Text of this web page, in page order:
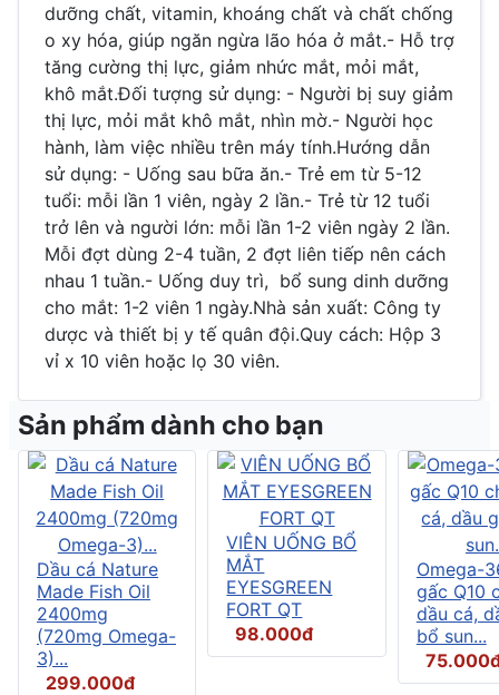
dưỡng chất, vitamin, khoáng chất và chất chống
o xy hóa, giúp ngăn ngừa lão hóa ở mắt.- Hỗ trợ
tăng cường thị lực, giảm nhức mắt, mỏi mắt,
khô mắt.Đối tượng sử dụng: - Người bị suy giảm
thị lực, mỏi mắt khô mắt, nhìn mờ.- Người học
hành, làm việc nhiều trên máy tính.Hướng dẫn
sử dụng: - Uống sau bữa ăn.- Trẻ em từ 5-12
tuổi: mỗi lần 1 viên, ngày 2 lần.- Trẻ từ 12 tuổi
trở lên và người lớn: mỗi lần 1-2 viên ngày 2 lần.
Mỗi đợt dùng 2-4 tuần, 2 đợt liên tiếp nên cách
nhau 1 tuần.- Uống duy trì, bổ sung dinh dưỡng
cho mắt: 1-2 viên 1 ngày.Nhà sản xuất: Công ty
dược và thiết bị y tế quân đội.Quy cách: Hộp 3
vỉ x 10 viên hoặc lọ 30 viên.
Sản phẩm dành cho bạn
Dầu cá Nature
Made Fish Oil
2400mg
(720mg Omega-
3)...
299.000đ
VIÊN UỐNG BỔ
MẮT
EYESGREEN
FORT QT
98.000đ
Omega-
gấc Q10
dầu cá,
bổ sun...